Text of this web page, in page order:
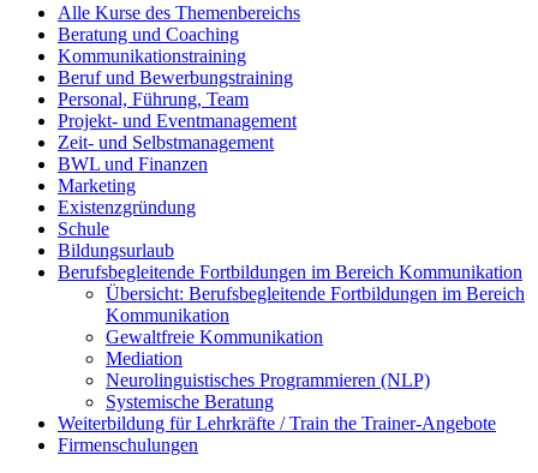
Alle Kurse des Themenbereichs
Beratung und Coaching
Kommunikationstraining
Beruf und Bewerbungstraining
Personal, Führung, Team
Projekt- und Eventmanagement
Zeit- und Selbstmanagement
BWL und Finanzen
Marketing
Existenzgründung
Schule
Bildungsurlaub
Berufsbegleitende Fortbildungen im Bereich Kommunikation
Übersicht: Berufsbegleitende Fortbildungen im Bereich
Kommunikation
Gewaltfreie Kommunikation
Mediation
Neurolinguistisches Programmieren (NLP)
Systemische Beratung
Weiterbildung für Lehrkräfte / Train the Trainer-Angebote
Firmenschulungen